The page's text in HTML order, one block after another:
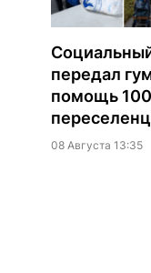
передал
помощь
08 Августа 13:35